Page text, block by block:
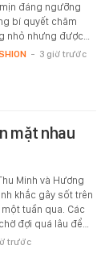
đáng ngưỡng
bí quyết chăm
nhỏ nhưng được…
- 3 giờ trước
mặt nhau
Minh và Hương
khắc gây sốt trên
tuần qua. Các
đợi quá lâu để…
trước